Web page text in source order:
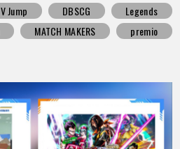
V Jump DBSCG
Legends
MATCH MAKERS
premio